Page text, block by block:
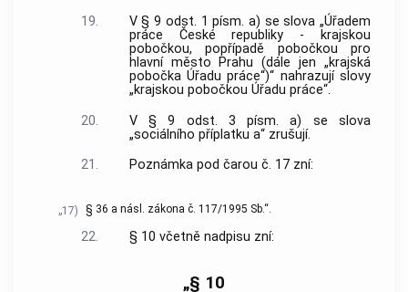
19.
V § 9 odst. 1 písm. a) se slova „Úřadem
práce České republiky - krajskou
pobočkou, popřípadě pobočkou pro
hlavní město Prahu (dále jen „krajská
pobočka Úřadu práce“)“ nahrazují slovy
„krajskou pobočkou Úřadu práce“.
20.
V § 9 odst. 3 písm. a) se slova
„sociálního příplatku a“ zrušují.
21.
Poznámka pod čarou č. 17 zní:
„17) § 36 a násl. zákona č. 117/1995 Sb.“.
22. § 10 včetně nadpisu zní:
„§ 10